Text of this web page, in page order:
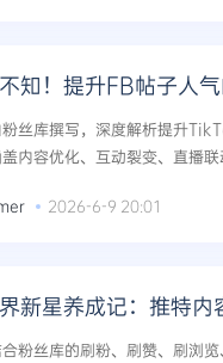
知！提升FB帖子人
丝库撰写，深度解析提升
内容优化、互动裂变、直播
2026-6-9 20:01
新星养成记：推特
粉丝库的刷粉、刷赞、刷浏